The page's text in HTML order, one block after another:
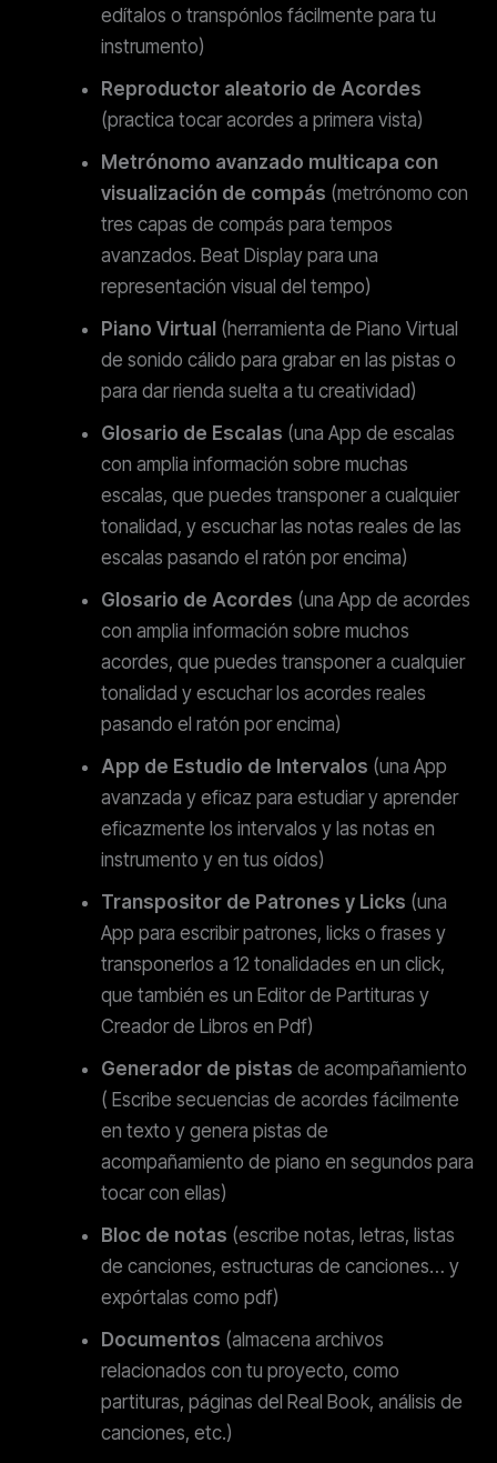
edítalos o transpónlos fácilmente para tu
instrumento)
Reproductor aleatorio de Acordes
(practica tocar acordes a primera vista)
Metrónomo avanzado multicapa con
visualización de compás (metrónomo con
tres capas de compás para tempos
avanzados. Beat Display para una
representación visual del tempo)
Piano Virtual (herramienta de Piano Virtual
de sonido cálido para grabar en las pistas o
para dar rienda suelta a tu creatividad)
Glosario de Escalas (una App de escalas
con amplia información sobre muchas
escalas, que puedes transponer a cualquier
tonalidad, y escuchar las notas reales de las
escalas pasando el ratón por encima)
Glosario de Acordes (una App de acordes
con amplia información sobre muchos
acordes, que puedes transponer a cualquier
tonalidad y escuchar los acordes reales
pasando el ratón por encima)
App de Estudio de Intervalos (una App
avanzada y eficaz para estudiar y aprender
eficazmente los intervalos y las notas en
instrumento y en tus oídos)
Transpositor de Patrones y Licks (una
App para escribir patrones, licks o frases y
transponerlos a 12 tonalidades en un click,
que también es un Editor de Partituras y
Creador de Libros en Pdf)
Generador de pistas de acompañamiento
( Escribe secuencias de acordes fácilmente
en texto y genera pistas de
acompañamiento de piano en segundos para
tocar con ellas)
Bloc de notas (escribe notas, letras, listas
de canciones, estructuras de canciones… y
expórtalas como pdf)
Documentos (almacena archivos
relacionados con tu proyecto, como
partituras, páginas del Real Book, análisis de
canciones, etc.)